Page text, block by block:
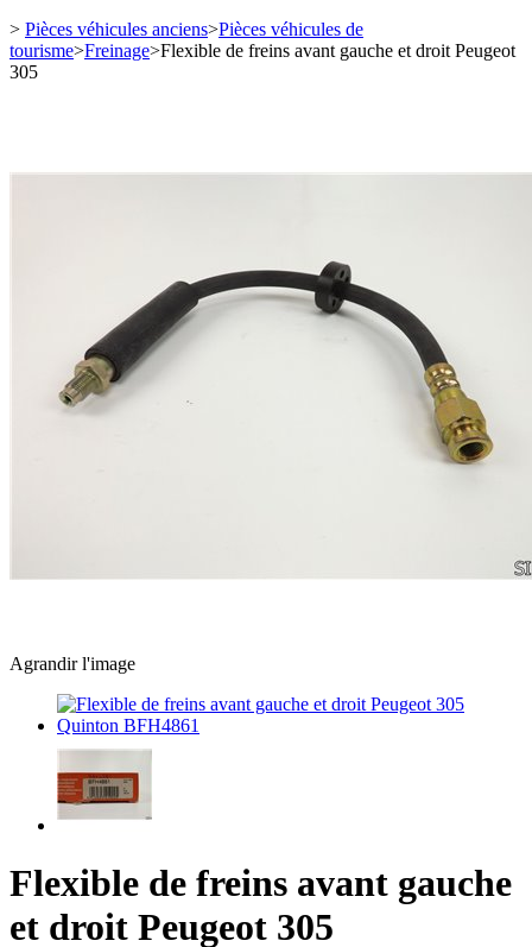
> Pièces véhicules anciens>Pièces véhicules de
tourisme>Freinage>Flexible de freins avant gauche et droit Peugeot
305
Agrandir l'image
Flexible de freins avant gauche
et droit Peugeot 305